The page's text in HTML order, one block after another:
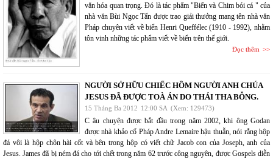
văn hóa quan trọng. Đó là tác phẩm "Biển và Chim bói cá " của
nhà văn Bùi Ngọc Tấn được trao giải thưởng mang tên nhà văn
Pháp chuyên viết về biển Henri Queffélec (1910 - 1992), nhằm
tôn vinh những tác phẩm viết về biển trên thế giới.
Đọc thêm
NGƯỜI SỞ HỮU CHIẾC HỒM NGƯỜI ANH CHÚA
JESUS ĐÃ ĐƯỢC TOÀ ÁN DO THÁI THA BỖNG.
15 Tháng Ba 2012 12:00 SA (Xem: 129473)
C âu chuyện được bắt đầu trong năm 2002, khi ông Godan
được nhà khảo cổ Pháp Andre Lemaire hậu thuẫn, nói rằng hộp
đá vôi là hộp chôn hài cốt và bên trong hộp có viết chữ Jacob con của Joseph, anh của
Jesus. James đã bị ném đá cho tới chết trong năm 62 trước công nguyên, được Gospels diễn